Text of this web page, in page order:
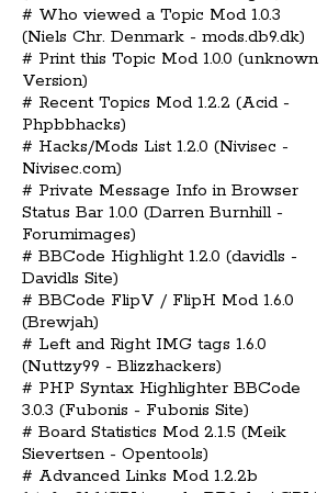
# Who viewed a Topic Mod 1.0.3
(Niels Chr. Denmark - mods.db9.dk)
# Print this Topic Mod 1.0.0 (unknown
Version)
# Recent Topics Mod 1.2.2 (Acid -
Phpbbhacks)
# Hacks/Mods List 1.2.0 (Nivisec -
Nivisec.com)
# Private Message Info in Browser
Status Bar 1.0.0 (Darren Burnhill -
Forumimages)
# BBCode Highlight 1.2.0 (davidls -
Davidls Site)
# BBCode FlipV / FlipH Mod 1.6.0
(Brewjah)
# Left and Right IMG tags 1.6.0
(Nuttzy99 - Blizzhackers)
# PHP Syntax Highlighter BBCode
3.0.3 (Fubonis - Fubonis Site)
# Board Statistics Mod 2.1.5 (Meik
Sievertsen - Opentools)
# Advanced Links Mod 1.2.2b